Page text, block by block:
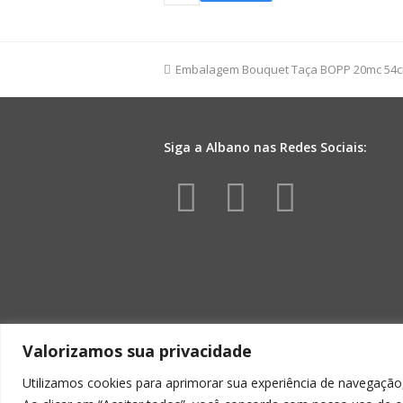
Valorizamos sua privacidade
Utilizamos cookies para aprimorar sua experiência de
quantidade
previous
Embalagem Bouquet Taça BOPP 20mc
Siga a Albano nas Redes Sociais:
Facebook